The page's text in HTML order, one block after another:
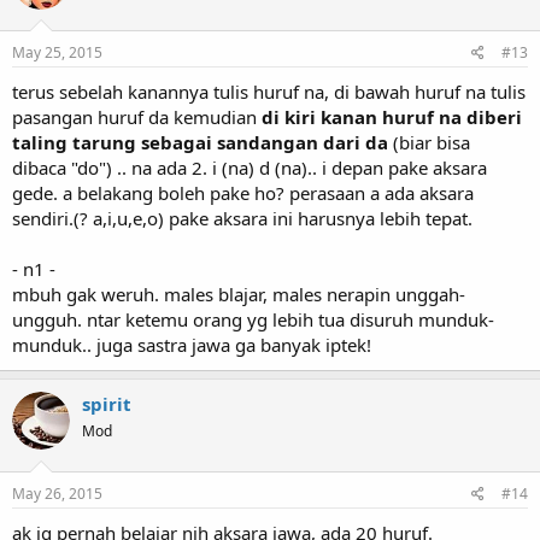
May 25, 2015 #13
terus sebelah kanannya tulis huruf na, di bawah huruf na tulis
pasangan huruf da kemudian di kiri kanan huruf na diberi
taling tarung sebagai sandangan dari da (biar bisa
dibaca "do") .. na ada 2. i (na) d (na).. i depan pake aksara
gede. a belakang boleh pake ho? perasaan a ada aksara
sendiri.(? a,i,u,e,o) pake aksara ini harusnya lebih tepat.
- n1 -
mbuh gak weruh. males blajar, males nerapin unggah-
ungguh. ntar ketemu orang yg lebih tua disuruh munduk-
munduk.. juga sastra jawa ga banyak iptek!
spirit
Mod
May 26, 2015 #14
ak jg pernah belajar nih aksara jawa, ada 20 huruf.